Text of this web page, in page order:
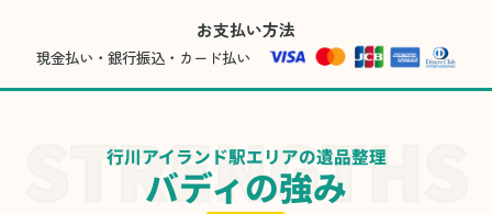
お支払い方法
現金払い・銀行振込・カード払い
行川アイランド駅エリアの遺品整理
バディの強み